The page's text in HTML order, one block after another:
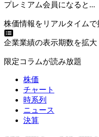
プレミアム会員になると...
株価情報をリアルタイムで
企業業績の表示期数を拡大
限定コラムが読み放題
株価
チャート
時系列
ニュース
決算